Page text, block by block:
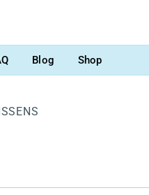
Blog Shop